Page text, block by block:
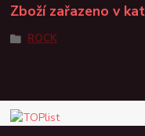
Zboží zařazeno v
ROCK